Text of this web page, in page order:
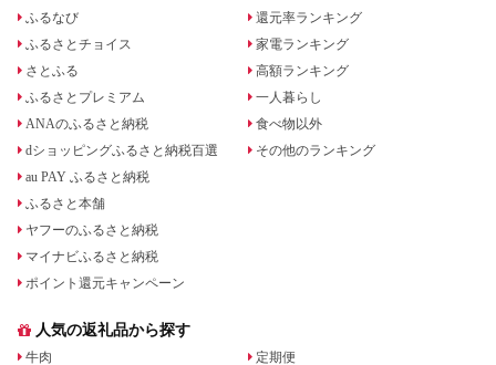
ふるなび
ふるさとチョイス
さとふる
ふるさとプレミアム
ANAのふるさと納税
dショッピングふるさと納税百選
au PAY ふるさと納税
ふるさと本舗
ヤフーのふるさと納税
マイナビふるさと納税
ポイント還元キャンペーン
還元率ランキング
家電ランキング
高額ランキング
一人暮らし
食べ物以外
その他のランキング
人気の返礼品から探す
牛肉
定期便